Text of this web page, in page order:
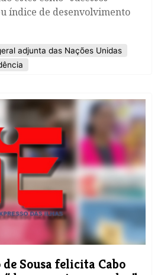
índice de desenvolvimento
adjunta das Nações Unidas
Sousa felicita Cabo